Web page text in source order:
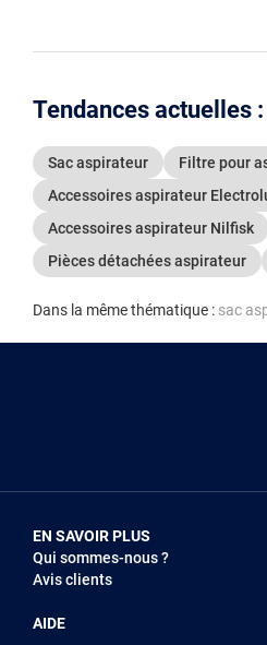
Tendances actuelles :
Sac aspirateur Filtre pour
Accessoires aspirateur
Accessoires aspirateur Nilfisk
Pièces détachées aspirateur
Dans la même thématique : sac
EN SAVOIR PLUS
Qui sommes-nous ?
Avis clients
AIDE